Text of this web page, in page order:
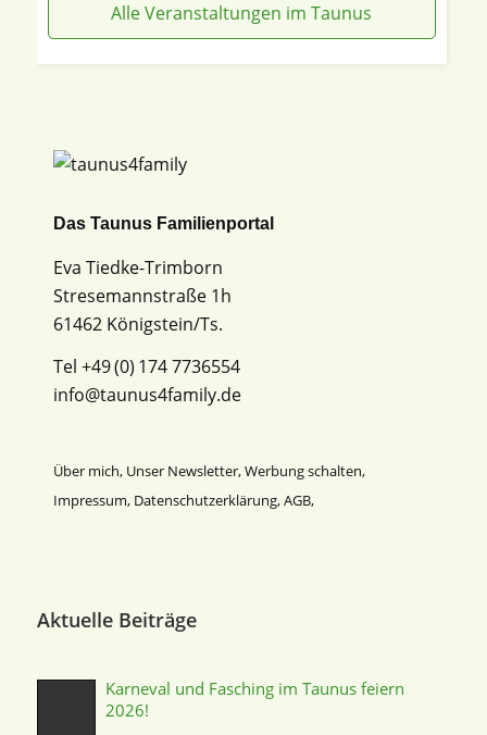
Alle Veranstaltungen im Taunus
Das Taunus Familienportal
Eva Tiedke-Trimborn
Stresemannstraße 1h
61462 Königstein/Ts.
Tel +49 (0) 174 7736554
info@taunus4family.de
Über mich, Unser Newsletter,Werbung schalten,
Impressum, Datenschutz­erklärung,AGB,
Aktuelle Beiträge
Karneval und Fasching im Taunus feiern
2026!